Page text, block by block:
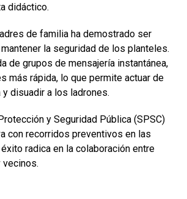
didáctico.
de familia ha demostrado ser
la seguridad de los planteles.
de grupos de mensajería instantánea,
más rápida, lo que permite actuar de
y disuadir a los ladrones.
y Seguridad Pública (SPSC)
con recorridos preventivos en las
radica en la colaboración entre